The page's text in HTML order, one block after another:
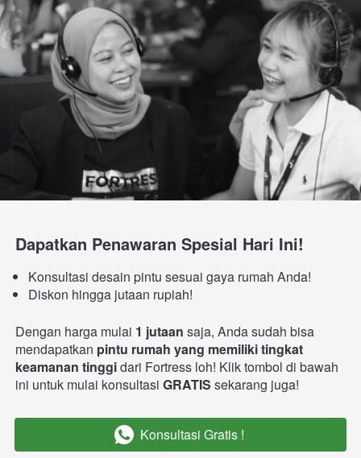
Dapatkan Penawaran Spesial Hari Ini!
Konsultasi desain pintu sesuai gaya rumah Anda!
Diskon hingga jutaan rupiah!
Dengan harga mulai 1 jutaan saja, Anda sudah bisa
mendapatkan pintu rumah yang memiliki tingkat
keamanan tinggi dari Fortress loh! Klik tombol di bawah
ini untuk mulai konsultasi GRATIS sekarang juga!
` Konsultasi Gratis !